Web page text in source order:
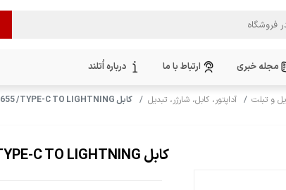
مجله خبری ارتباط با ما درباره اُتلند
و تبلت آداپتور، کابل، شارژر، تبدیل کابل JBQ /CA-655 /TYPE-C TO LIGHTNING
کابل JBQ /CA-655 /TYPE-C TO LIGHTNING